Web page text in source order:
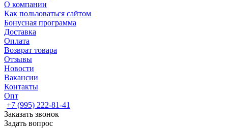
О компании
Как пользоваться сайтом
Бонусная программа
Доставка
Оплата
Возврат товара
Отзывы
Новости
Вакансии
Контакты
Опт
+7 (995) 222-81-41
Заказать звонок
Задать вопрос